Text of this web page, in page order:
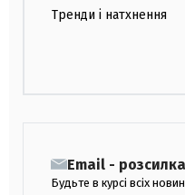
Тренди і натхнення
Email - розсилка
Будьте в курсі всіх